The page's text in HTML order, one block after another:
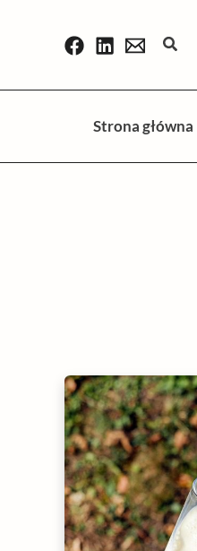
Strona główna